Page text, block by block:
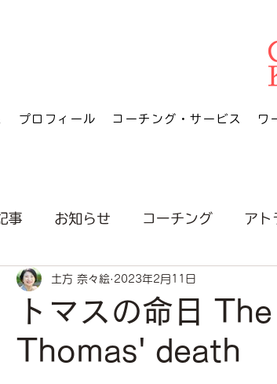
プロフィール コーチング・サービス ワ
事 お知らせ コーチング アト
トマスの命日
Thomas' death
土方 奈々絵 2023年2月11日